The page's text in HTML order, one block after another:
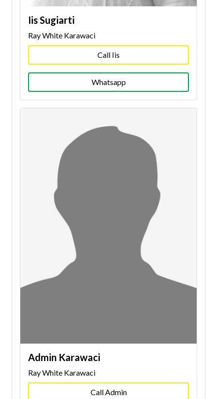
Iis Sugiarti
Ray White Karawaci
Call Iis
Whatsapp
Admin Karawaci
Ray White Karawaci
Call Admin